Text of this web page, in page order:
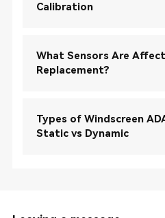
Calibration
What Sensors Are
Replacement?
Types of Windscreen
Static vs Dynamic